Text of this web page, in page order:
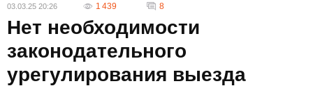
03.03.25 20:26 1 439 8
Нет необходимости
законодательного
урегулирования выезда